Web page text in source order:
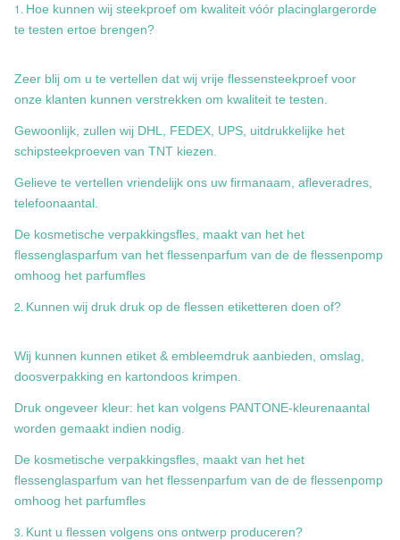
1. Hoe kunnen wij steekproef om kwaliteit vóór placinglargerorde
te testen ertoe brengen?
Zeer blij om u te vertellen dat wij vrije flessensteekproef voor
onze klanten kunnen verstrekken om kwaliteit te testen.
Gewoonlijk, zullen wij DHL, FEDEX, UPS, uitdrukkelijke het
schipsteekproeven van TNT kiezen.
Gelieve te vertellen vriendelijk ons uw firmanaam, afleveradres,
telefoonaantal.
De kosmetische verpakkingsfles, maakt van het het
flessenglasparfum van het flessenparfum van de de flessenpomp
omhoog het parfumfles
2. Kunnen wij druk druk op de flessen etiketteren doen of?
Wij kunnen kunnen etiket & embleemdruk aanbieden, omslag,
doosverpakking en kartondoos krimpen.
Druk ongeveer kleur: het kan volgens PANTONE-kleurenaantal
worden gemaakt indien nodig.
De kosmetische verpakkingsfles, maakt van het het
flessenglasparfum van het flessenparfum van de de flessenpomp
omhoog het parfumfles
3. Kunt u flessen volgens ons ontwerp produceren?